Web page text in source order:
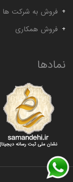
فروش به شرکت ها
فروش همکاری
نمادها